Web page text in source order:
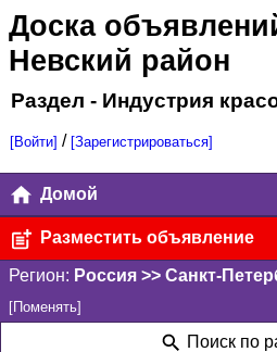
Доска
Невский район
Раздел - Индустрия
[Войти] / [Зарегистрироваться]
Домой
Разместить объявление
Регион: Россия >> Санкт-
[Поменять]
Поиск по